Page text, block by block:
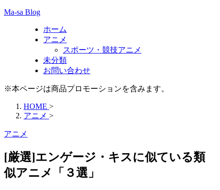
Ma-sa Blog
ホーム
アニメ
スポーツ・競技アニメ
未分類
お問い合わせ
※本ページは商品プロモーションを含みます。
HOME >
アニメ >
アニメ
[厳選]エンゲージ・キスに似ている類
似アニメ「３選」